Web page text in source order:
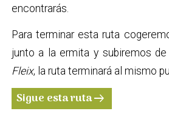
encontrarás.
Para terminar esta ruta
junto a la ermita y subiremos
Fleix, la ruta terminará al mismo
Sigue esta rutaarrow_right_alt